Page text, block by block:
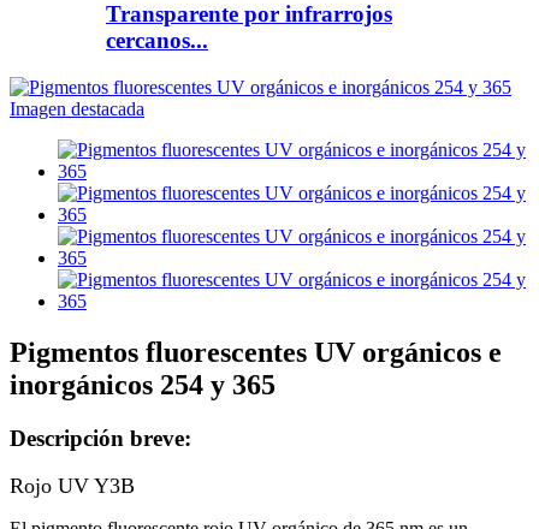
Transparente por infrarrojos
cercanos...
Pigmentos fluorescentes UV orgánicos e
inorgánicos 254 y 365
Descripción breve:
Rojo UV Y3B